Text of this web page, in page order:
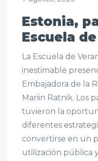
Estonia,
Escuela
La Escuela de
inestimable
Embajadora de la
Mariin Ratnik. Los
tuvieron la
diferentes
convertirse en un
utilización pública